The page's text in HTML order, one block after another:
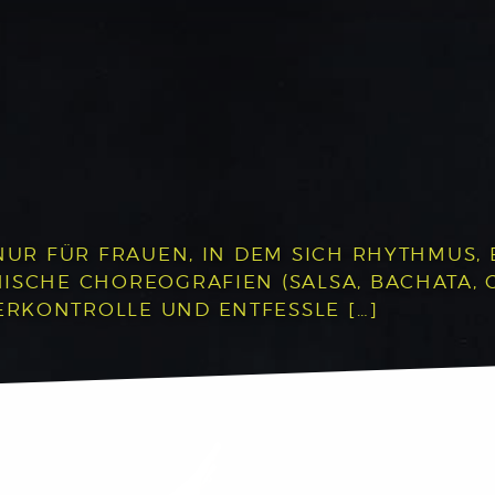
FÜR FRAUEN, IN DEM SICH
CHOREOGRAFIEN (SALSA, BACHATA,
UND ENTFESSLE […]